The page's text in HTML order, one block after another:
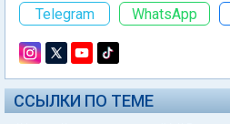
Telegram
WhatsApp
ССЫЛКИ ПО ТЕМЕ